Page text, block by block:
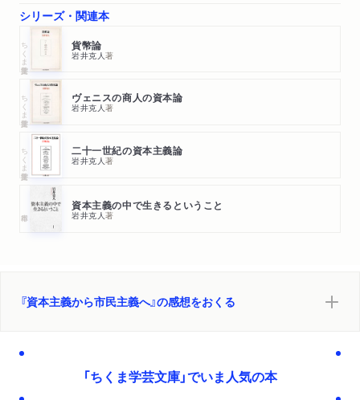
シリーズ・関連本
ちくま学芸文庫 貨幣論
岩井克人 著
ちくま学芸文庫 ヴェニスの商人の資本論
岩井克人著
ちくま学芸文庫 二十一世紀の資本主義論
岩井克人著
資本主義の中で生きるということ
岩井克人著
『資本主義から市民主義へ』の感想をおくる
「ちくま学芸文庫」でいま人気の本